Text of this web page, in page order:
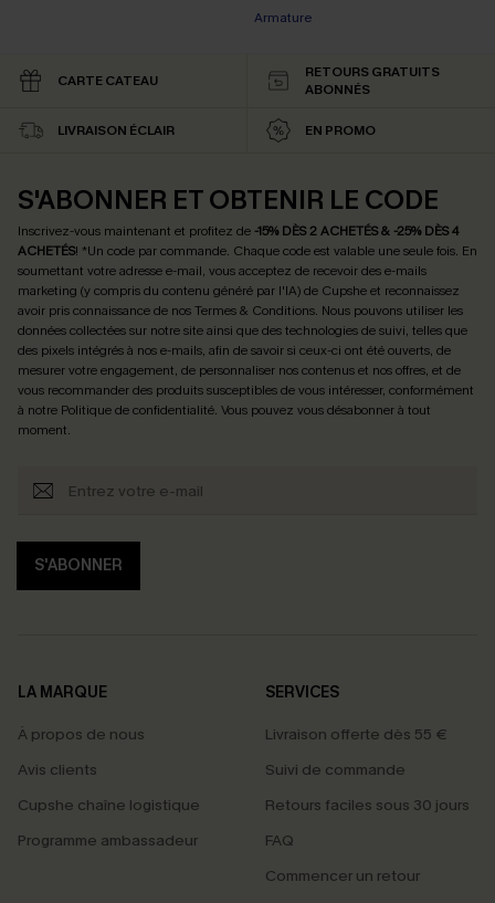
Armature
CARTE CATEAU
RETOURS GRATUITS
ABONNÉS
LIVRAISON ÉCLAIR EN PROMO
S'ABONNER ET OBTENIR LE CODE
Inscrivez-vous maintenant et profitez de -15% DÈS 2 ACHETÉS & -25% DÈS 4
ACHETÉS! *Un code par commande. Chaque code est valable une seule fois. En
soumettant votre adresse e-mail, vous acceptez de recevoir des e-mails
marketing (y compris du contenu généré par l'IA) de Cupshe et reconnaissez
avoir pris connaissance de nosTermes & Conditions. Nous pouvons utiliser les
données collectées sur notre site ainsi que des technologies de suivi, telles que
des pixels intégrés à nos e-mails, afin de savoir si ceux-ci ont été ouverts, de
mesurer votre engagement, de personnaliser nos contenus et nos offres, et de
vous recommander des produits susceptibles de vous intéresser, conformément
à notre Politique de confidentialité. Vous pouvez vous désabonner à tout
moment.
S'ABONNER
LA MARQUE
À propos de nous
Avis clients
Cupshe chaîne logistique
Programme ambassadeur
SERVICES
Livraison offerte dès 55 €
Suivi de commande
Retours faciles sous 30 jours
FAQ
Commencer un retour